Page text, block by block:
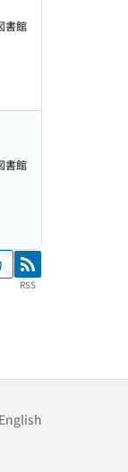
書館
書館
RSS
RSS